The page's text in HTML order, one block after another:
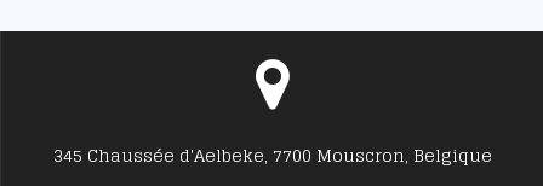
345 Chaussée d'Aelbeke, 7700 Mouscron, Belgique